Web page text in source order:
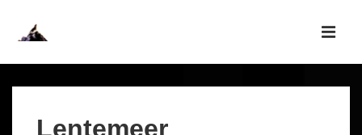
Lentemeer